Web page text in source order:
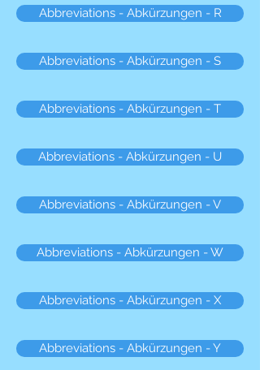
Abbreviations - Abkürzungen - R
Abbreviations - Abkürzungen - S
Abbreviations - Abkürzungen - T
Abbreviations - Abkürzungen - U
Abbreviations - Abkürzungen - V
Abbreviations - Abkürzungen - W
Abbreviations - Abkürzungen - X
Abbreviations - Abkürzungen - Y